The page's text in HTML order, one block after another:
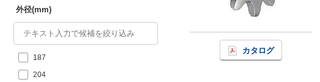
外径(mm)
187
204
カタログ